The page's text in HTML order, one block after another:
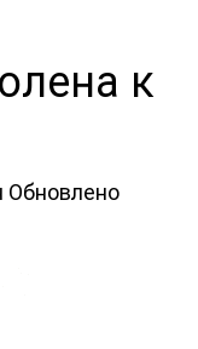
к
Обновлено